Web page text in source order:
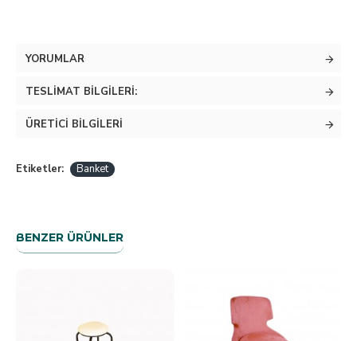
YORUMLAR
TESLIMAT BILGILERI:
ÜRETICI BILGILERI
Etiketler: Banket
BENZER ÜRÜNLER